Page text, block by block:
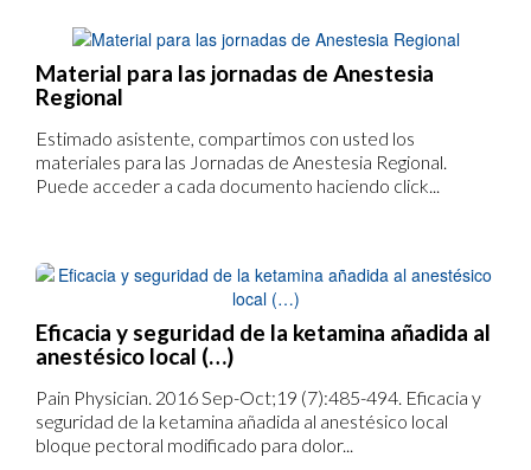
Material para las jornadas de Anestesia
Regional
Estimado asistente, compartimos con usted los
materiales para las Jornadas de Anestesia Regional.
Puede acceder a cada documento haciendo click...
Eficacia y seguridad de la ketamina añadida al
anestésico local (…)
Pain Physician. 2016 Sep-Oct;19 (7):485-494. Eficacia y
seguridad de la ketamina añadida al anestésico local
bloque pectoral modificado para dolor...